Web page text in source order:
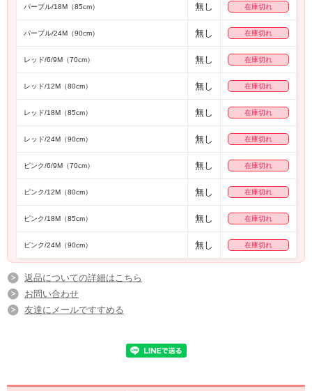
パープル/18M（85cm） 無し 在庫切れ
パープル/24M（90cm） 無し 在庫切れ
レッド/6/9M（70cm） 無し 在庫切れ
レッド/12M（80cm） 無し 在庫切れ
レッド/18M（85cm） 無し 在庫切れ
レッド/24M（90cm） 無し 在庫切れ
ピンク/6/9M（70cm） 無し 在庫切れ
ピンク/12M（80cm） 無し 在庫切れ
ピンク/18M（85cm） 無し 在庫切れ
ピンク/24M（90cm） 無し 在庫切れ
返品についての詳細はこちら
お問い合わせ
友達にメールですすめる